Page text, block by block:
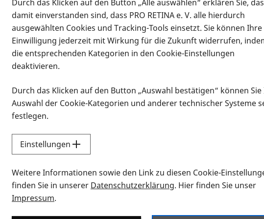
Vorlesen
ForamenIn der Netzhaut bezeichnet ein Loch
in der Makula (Makulaforamen) oder der
Sitemap
Gefördert durch:
Durch das Klicken auf den Button „Alle auswählen“ erklären Sie,
damit einverstanden sind, dass PRO RETINA e. V. alle hierdurch
ausgewählten Cookies und Tracking-Tools einsetzt. Sie können Ihre
Einwilligung jederzeit mit Wirkung für die Zukunft widerrufen,
die entsprechenden Kategorien in den Cookie-Einstellungen
deaktivieren.
Durch das Klicken auf den Button „Auswahl bestätigen“ können
Auswahl der Cookie-Kategorien und anderer technischer Systeme
festlegen.
Einstellungen
Weitere Informationen sowie den Link zu diesen Cookie-
finden Sie in unserer Datenschutzerklärung. Hier finden Sie unser
Impressum.